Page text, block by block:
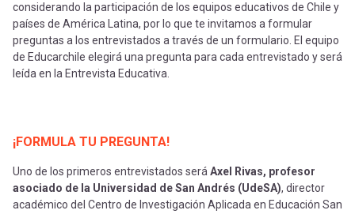
considerando la participación de los equipos educativos de Chile y
países de América Latina, por lo que te invitamos a formular
preguntas a los entrevistados a través de un formulario. El equipo
de Educarchile elegirá una pregunta para cada entrevistado y será
leída en la Entrevista Educativa.
¡FORMULA TU PREGUNTA!
Uno de los primeros entrevistados será Axel Rivas, profesor
asociado de la Universidad de San Andrés (UdeSA), director
académico del Centro de Investigación Aplicada en Educación San